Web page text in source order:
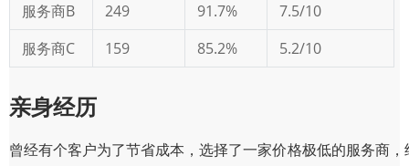
服务商B
249 91.7%
7.5/10
服务商C
159 85.2% 5.2/10
亲身经历
曾经有个客户为了节省成本，选择了一家价格极低的服务商